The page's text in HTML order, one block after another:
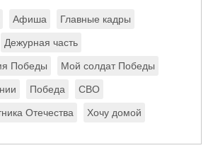
Афиша Главные кадры
Дежурная часть
Победы Мой солдат Победы
Победа СВО
Отечества Хочу домой